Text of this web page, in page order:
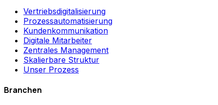
Vertriebsdigitalisierung
Prozessautomatisierung
Kundenkommunikation
Digitale Mitarbeiter
Zentrales Management
Skalierbare Struktur
Unser Prozess
Branchen